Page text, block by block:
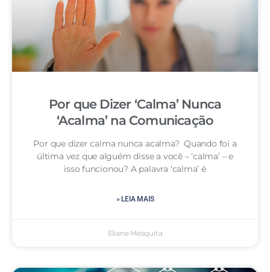
Por que Dizer ‘Calma’ Nunca
‘Acalma’ na Comunicação
Por que dizer calma nunca acalma? Quando foi a
última vez que alguém disse a você – ‘calma’ – e
isso funcionou? A palavra ‘calma’ é
» LEIA MAIS
Eliane Mesquita